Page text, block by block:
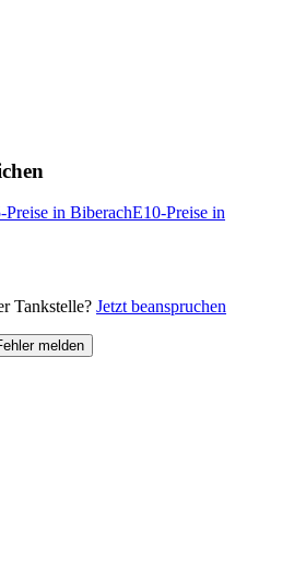
Preise in BiberachE10-Preise in
Tankstelle? Jetzt beanspruchen
melden